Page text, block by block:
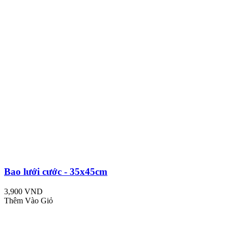
Bao lưới cước - 35x45cm
3,900 VND
Thêm Vào Giỏ